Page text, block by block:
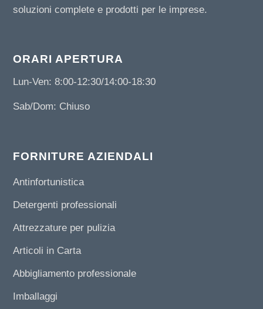
soluzioni complete e prodotti per le imprese.
ORARI APERTURA
Lun-Ven: 8:00-12:30/14:00-18:30
Sab/Dom: Chiuso
FORNITURE AZIENDALI
Antinfortunistica
Detergenti professionali
Attrezzature per pulizia
Articoli in Carta
Abbigliamento professionale
Imballaggi